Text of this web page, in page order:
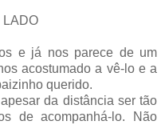
LADO
e já nos parece de um
acostumado a vê-lo e a
querido.
da distância ser tão
de acompanhá-lo. Não